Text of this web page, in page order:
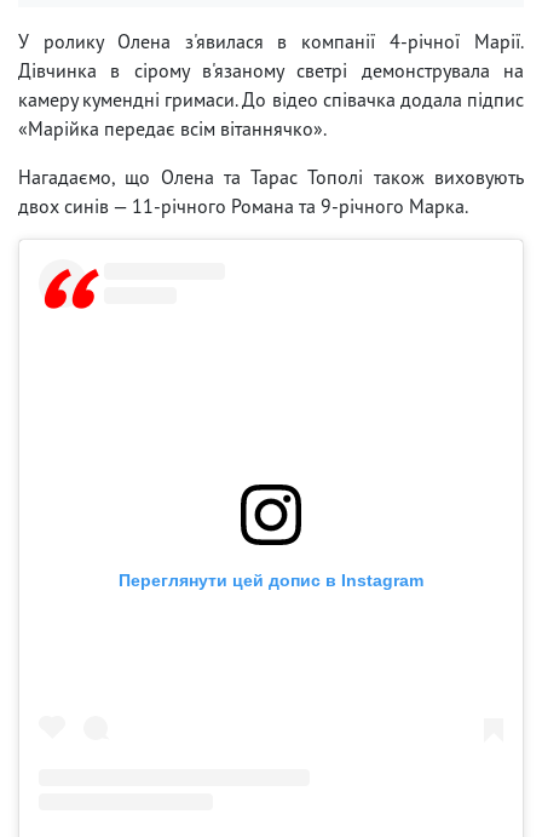
У ролику Олена з'явилася в компанії 4-річної Марії.
Дівчинка в сірому в'язаному светрі демонструвала на
камеру кумендні гримаси. До відео співачка додала підпис
«Марійка передає всім вітаннячко».
Нагадаємо, що Олена та Тарас Тополі також виховують
двох синів — 11-річного Романа та 9-річного Марка.
Переглянути цей допис в Instagram